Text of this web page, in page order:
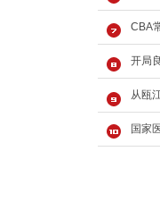
CBA
开局
从瓯
国家